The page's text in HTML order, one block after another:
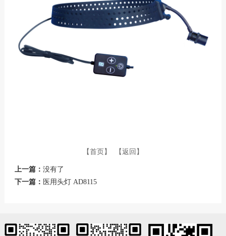
【首页】 【返回】
上一篇： 没有了
下一篇： 医用头灯 AD8115